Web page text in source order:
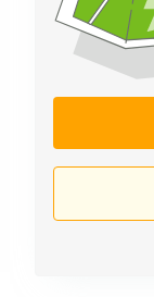
Bedrijfsruimte
Huren in
Nijmegen